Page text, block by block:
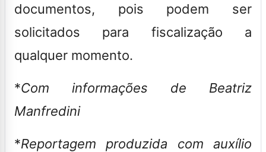
documentos, pois podem ser
solicitados para fiscalização a
qualquer momento.
*Com informações de Beatriz
Manfredini
*Reportagem produzida com auxílio